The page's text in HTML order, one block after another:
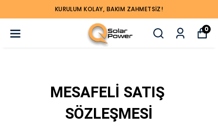
KURULUM KOLAY, BAKIM ZAHMETSIZ!
0
MESAFELİ SATIŞ
SÖZLEŞMESİ